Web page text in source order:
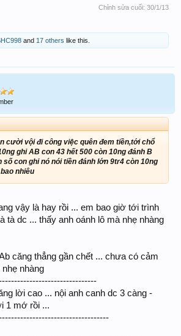
Chỉnh sửa cuối: 30/1/13
and 17 others like this.
cười vội đi công việc quên đem tiền,tới chổ
ghi AB con 43 hết 500 còn 10ng đánh B
số con ghi nó nói tiền đánh lớn 9tr4 còn 10ng
nhiêu
vậy là hay rồi ... em bao giờ tới trình
tà dc ... thấy anh oánh lô mà nhẹ nhàng
căng thẳng gần chết ... chưa có cảm
nhàng
lời cao ... nội anh canh dc 3 càng -
1 mớ rồi ...